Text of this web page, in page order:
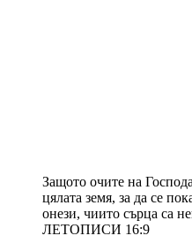
Защото очите на
цялата земя, за да се
онези, чиито сърца са
ЛЕТОПИСИ 16:9